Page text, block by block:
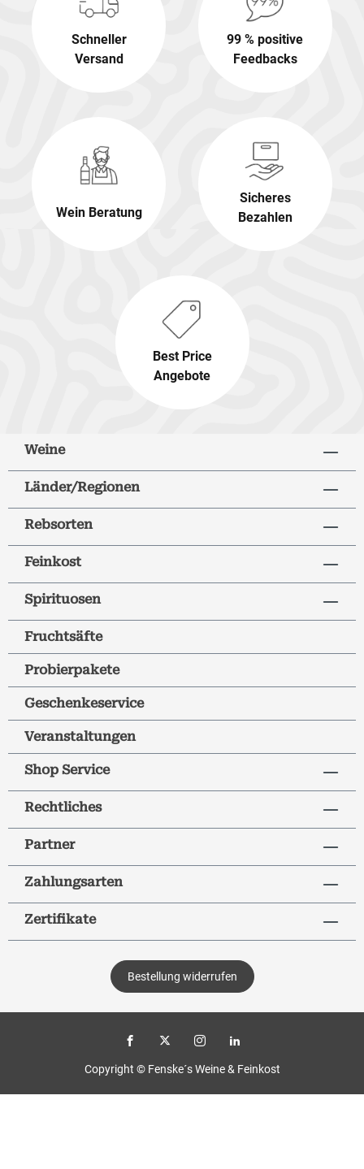
Schneller
Versand
99 % positive
Feedbacks
Wein Beratung
Sicheres
Bezahlen
Best Price
Angebote
Weine
Länder/Regionen
Rebsorten
Feinkost
Spirituosen
Fruchtsäfte
Probierpakete
Geschenkeservice
Veranstaltungen
Shop Service
Rechtliches
Partner
Zahlungsarten
Zertifikate
Bestellung widerrufen
Copyright © Fenske´s Weine & Feinkost